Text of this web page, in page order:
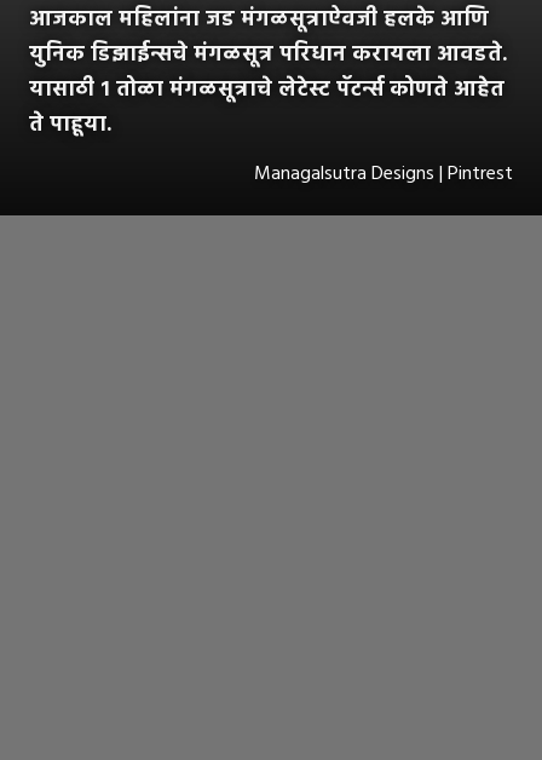
आजकाल महिलांना जड मंगळसूत्राऐवजी हलके आणि
युनिक डिझाईन्सचे मंगळसूत्र परिधान करायला आवडते.
यासाठी १ तोळा मंगळसूत्राचे लेटेस्ट पॅटर्न्स कोणते आहेत
ते पाहूया.
Managalsutra Designs | Pintrest